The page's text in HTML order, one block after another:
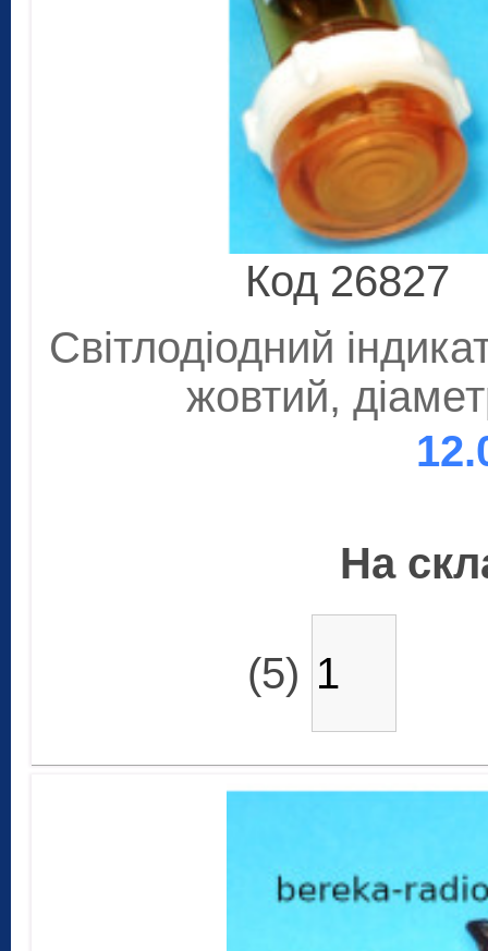
Код 26827
Світлодіодний
жовтий,
На
(5)